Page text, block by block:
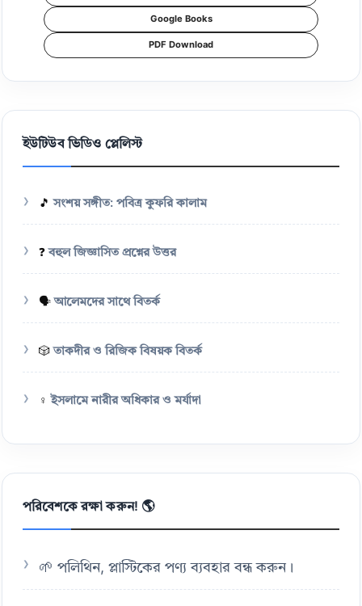
Google Books
PDF Download
ইউটিউব ভিডিও প্লেলিস্ট
🎵সংশয় সঙ্গীত: পবিত্র কুফরি কালাম
❓ বহুল জিজ্ঞাসিত প্রশ্নের উত্তর
🗣️আলেমদের সাথে বিতর্ক
🎲 তাকদীর ও রিজিক বিষয়ক বিতর্ক
♀️ইসলামে নারীর অধিকার ও মর্যাদা
পরিবেশকে রক্ষা করুন! 🌎
🌱 পলিথিন, প্লাস্টিকের পণ্য ব্যবহার বন্ধ করুন।